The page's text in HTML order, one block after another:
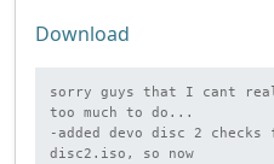
Download
sorry guys that I cant
too much to do...
-added devo disc 2 checks
disc2.iso, so now